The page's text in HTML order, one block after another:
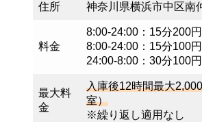
住所 神奈川県横浜市中区南
料金
8:00-24:00：15分200円
8:00-24:00：15分100円
24:00-8:00：30分100円
最大料
金
入庫後12時間最大
室）
※繰り返し適用なし